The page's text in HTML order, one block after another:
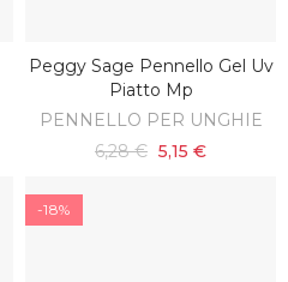
SCOPRI
Peggy Sage Pennello Gel Uv
Piatto Mp
PENNELLO PER UNGHIE
6,28 € 5,15 €
-18%